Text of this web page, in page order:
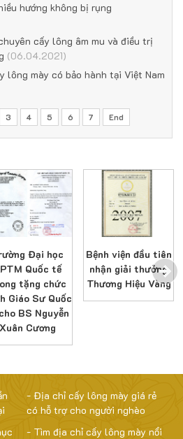
hướng không bị rụng
cấy lông âm mu và điều trị
(06.04.2021)
lông mày có bảo hành tại Việt Nam
3 4 5 6 7 End
Đại học
Quốc tế
tặng chức
Giáo Sư Quốc
BS Nguyễn
Xuân Cương
Bệnh viện đầu tiên
nhận giải thưởng
Thương Hiệu Vàng
- Địa chỉ cấy lông mày giá rẻ
có hỗ trợ cho người nghèo
- Tìm địa chỉ cấy lông mày nổi